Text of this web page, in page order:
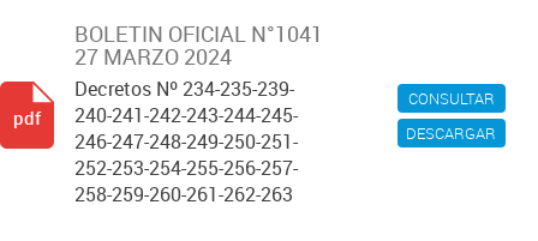
CONSULTAR
DESCARGAR
BOLETIN OFICIAL N°1041
27 MARZO 2024
Decretos Nº 234-235-239-
240-241-242-243-244-245-
246-247-248-249-250-251-
252-253-254-255-256-257-
258-259-260-261-262-263
pdf